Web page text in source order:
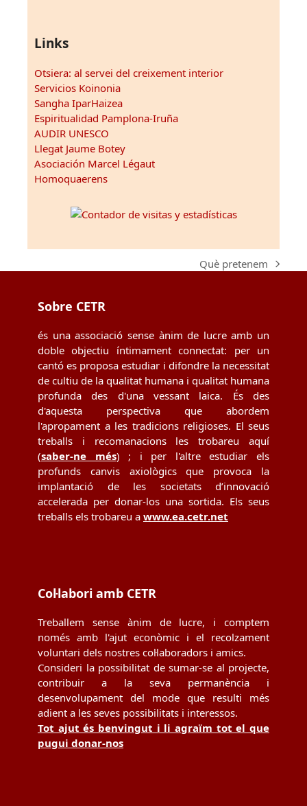
Links
Otsiera: al servei del creixement interior
Servicios Koinonia
Sangha IparHaizea
Espiritualidad Pamplona-Iruña
AUDIR UNESCO
Llegat Jaume Botey
Asociación Marcel Légaut
Homoquaerens
next
Què pretenem
Sobre CETR
és una associació sense ànim de lucre amb un
doble objectiu íntimament connectat: per un
cantó es proposa estudiar i difondre la necessitat
de cultiu de la qualitat humana i qualitat humana
profunda des d'una vessant laica. És des
d'aquesta perspectiva que abordem
l'apropament a les tradicions religioses. El seus
treballs i recomanacions les trobareu aquí
(saber-ne més) ; i per l'altre estudiar els
profunds canvis axiològics que provoca la
implantació de les societats d’innovació
accelerada per donar-los una sortida. Els seus
treballs els trobareu a www.ea.cetr.net
Col·labori amb CETR
Treballem sense ànim de lucre, i comptem
només amb l'ajut econòmic i el recolzament
voluntari dels nostres col·laboradors i amics.
Consideri la possibilitat de sumar-se al projecte,
contribuir a la seva permanència i
desenvolupament del mode que resulti més
adient a les seves possibilitats i interessos.
Tot ajut és benvingut i li agraïm tot el que
pugui donar-nos